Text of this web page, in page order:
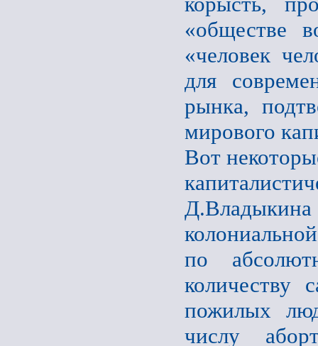
«обществе
«человек
для
рынка,
мирового
Вот
по
количеству
пожилых
числу